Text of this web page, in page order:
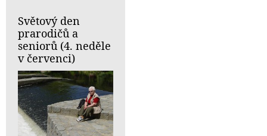
Světový den
prarodičů a
seniorů (4. neděle
v červenci)